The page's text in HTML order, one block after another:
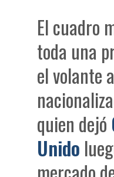
El cuadro
toda una
el volante
quien dejó
Unido